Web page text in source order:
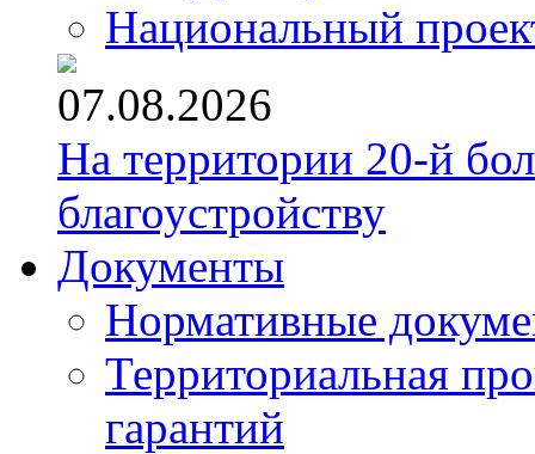
Национальный
07.08.2026
На территории 20-й
благоустройству
Документы
Нормативные
Территориальная
гарантий